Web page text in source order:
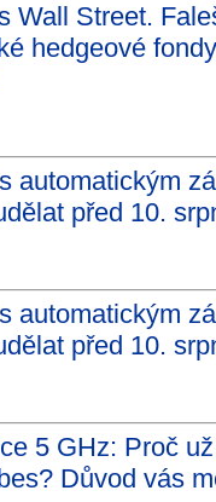
Wall Street.
hedgeové
automatickým
před 10.
automatickým
před 10.
5 GHz: Proč
Důvod vás